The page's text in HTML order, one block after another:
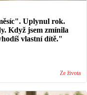
Uplynul rok.
Když jsem zmínila
vlastní dítě."
Ze života